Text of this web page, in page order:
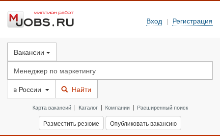
Вход | Регистрация
Вакансии
в России Найти
Карта вакансий| Каталог| Компании| Расширенный поиск
Разместить резюме Опубликовать вакансию